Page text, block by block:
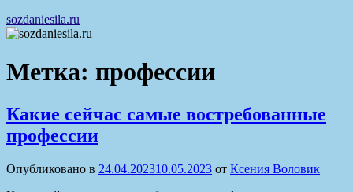
sozdaniesila.ru
Метка: профессии
Какие сейчас самые востребованные
профессии
Опубликовано в 24.04.202310.05.2023 от Ксения Воловик